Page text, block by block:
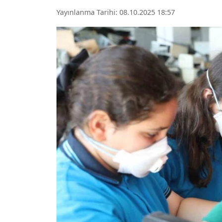
Yayınlanma Tarihi: 08.10.2025 18:57